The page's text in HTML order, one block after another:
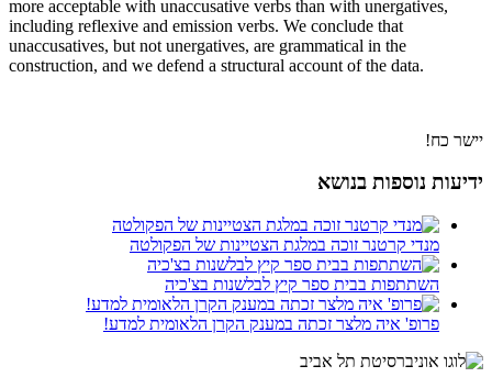
more acceptable with unaccusative verbs than with unergatives,
including reflexive and emission verbs. We conclude that
unaccusatives, but not unergatives, are grammatical in the
construction, and we defend a structural account of the data.
יישר כח!
ידיעות נוספות בנושא
מנדי קרטנר זוכה במלגת הצטיינות של הפקולטה
השתתפות בבית ספר קיץ לבלשנות בצ'כיה
פרופ' איה מלצר זכתה במענק הקרן הלאומית למדע!